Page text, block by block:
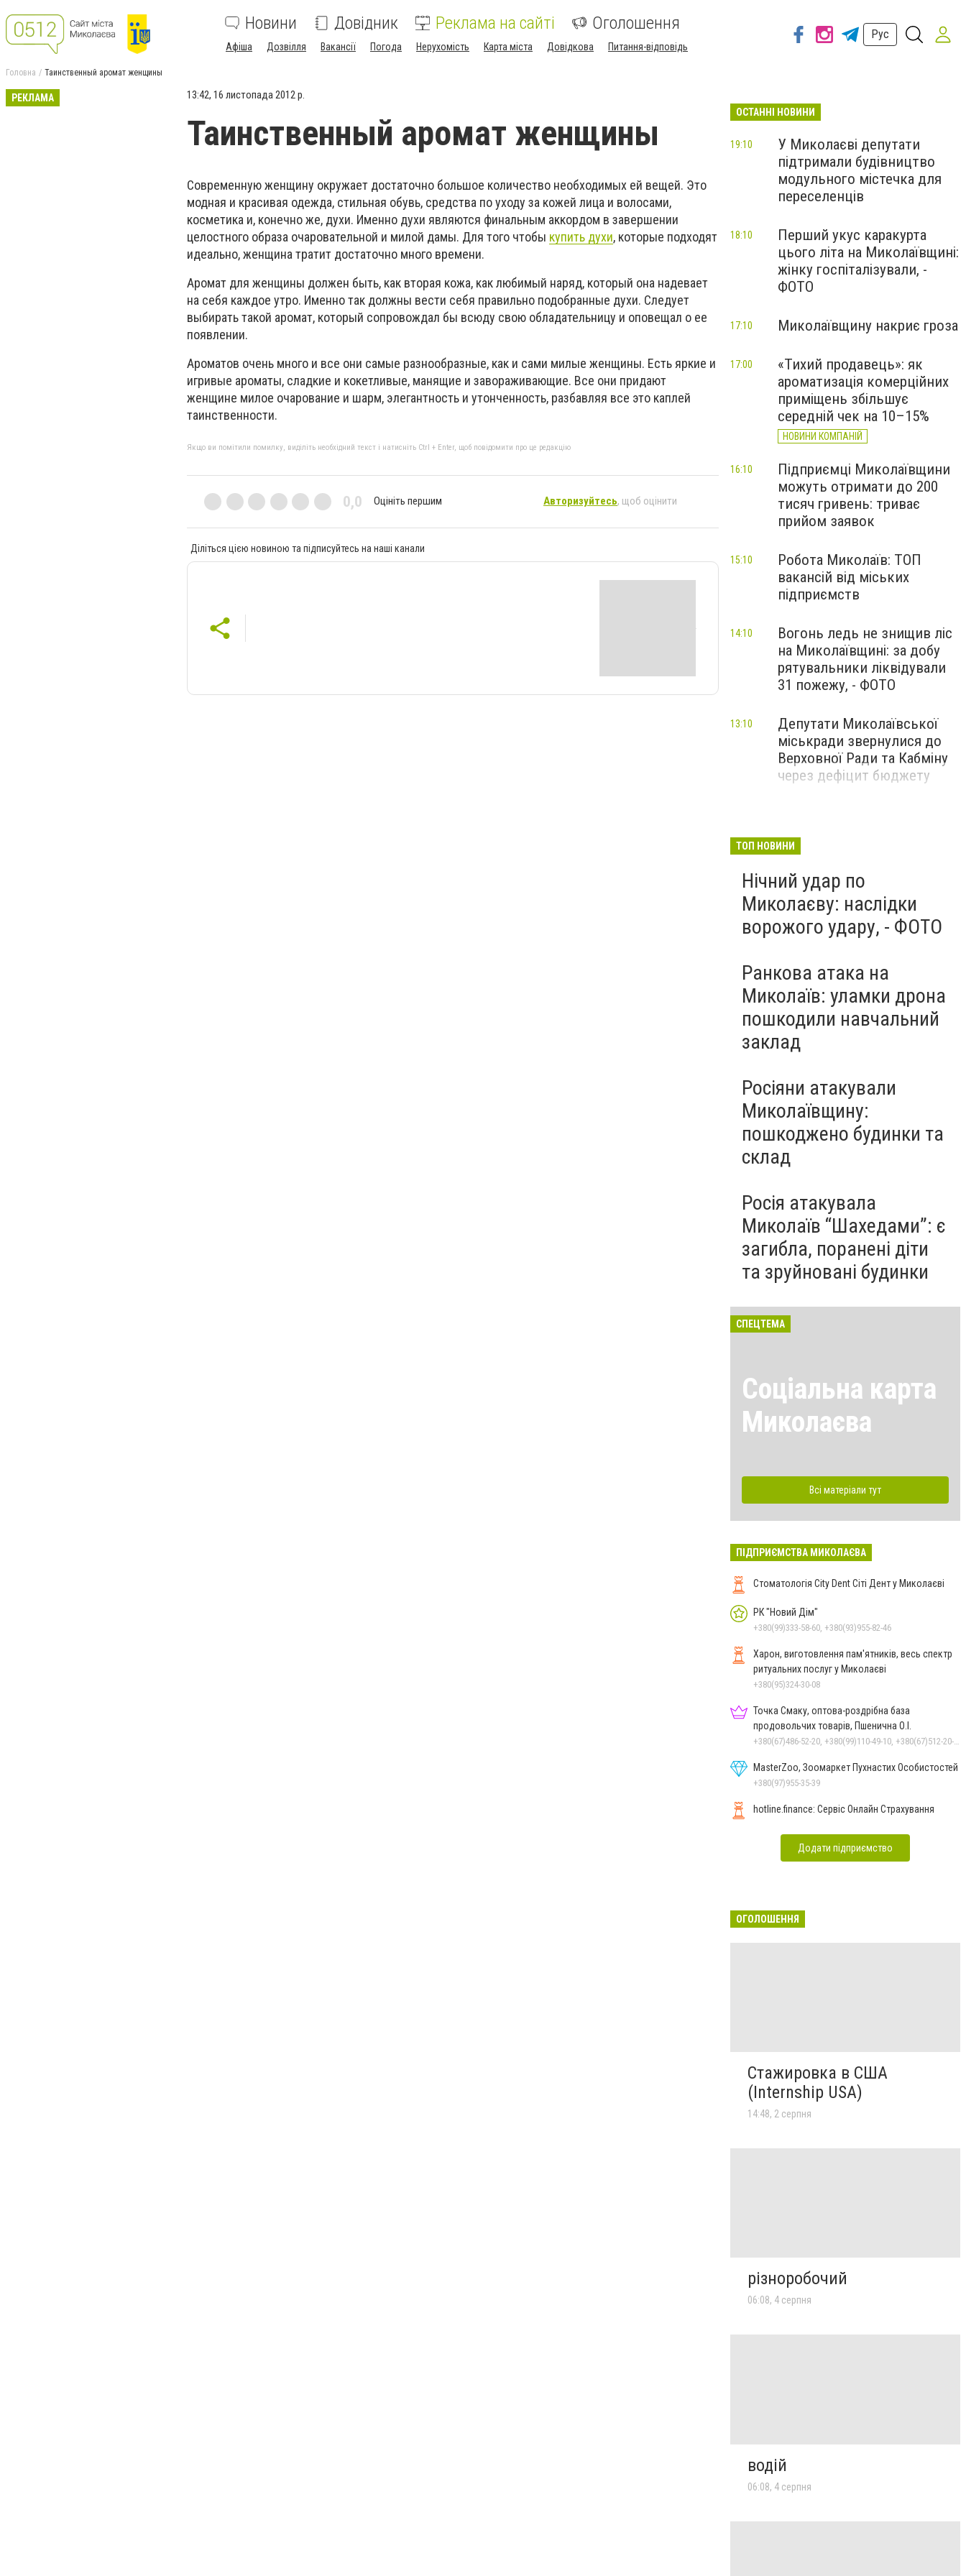
Новини Довідник Реклама на сайті Оголошення
Афіша Дозвілля Вакансії Погода Нерухомість Карта міста Довідкова Питання-відповідь
Рус
Головна Таинственный аромат женщины
РЕКЛАМА 13:42, 16 листопада 2012 р.
Таинственный аромат женщины
Современную женщину окружает достаточно большое количество необходимых ей вещей. Это
модная и красивая одежда, стильная обувь, средства по уходу за кожей лица и волосами,
косметика и, конечно же, духи. Именно духи являются финальным аккордом в завершении
целостного образа очаровательной и милой дамы. Для того чтобы купить духи, которые подходят
идеально, женщина тратит достаточно много времени.
Аромат для женщины должен быть, как вторая кожа, как любимый наряд, который она надевает
на себя каждое утро. Именно так должны вести себя правильно подобранные духи. Следует
выбирать такой аромат, который сопровождал бы всюду свою обладательницу и оповещал о ее
появлении.
Ароматов очень много и все они самые разнообразные, как и сами милые женщины. Есть яркие и
игривые ароматы, сладкие и кокетливые, манящие и завораживающие. Все они придают
женщине милое очарование и шарм, элегантность и утонченность, разбавляя все это каплей
таинственности.
Якщо ви помітили помилку, виділіть необхідний текст і натисніть Ctrl + Enter, щоб повідомити про це редакцію
0,0 Оцініть першим Авторизуйтесь, щоб оцінити
Діліться цією новиною та підписуйтесь на наші канали
ОСТАННІ НОВИНИ
У Миколаєві депутати
підтримали будівництво
модульного містечка для
переселенців
19:10
Перший укус каракурта
цього літа на Миколаївщині:
жінку госпіталізували, -
ФОТО
18:10
Миколаївщину накриє гроза
17:10
«Тихий продавець»: як
ароматизація комерційних
приміщень збільшує
середній чек на 10–15%
НОВИНИ КОМПАНІЙ
17:00
Підприємці Миколаївщини
можуть отримати до 200
тисяч гривень: триває
прийом заявок
16:10
Робота Миколаїв: ТОП
вакансій від міських
підприємств
15:10
Вогонь ледь не знищив ліс
на Миколаївщині: за добу
рятувальники ліквідували
31 пожежу, - ФОТО
14:10
Депутати Миколаївської
міськради звернулися до
Верховної Ради та Кабміну
через дефіцит бюджету
13:10
ТОП НОВИНИ
Нічний удар по
Миколаєву: наслідки
ворожого удару, - ФОТО
Ранкова атака на
Миколаїв: уламки дрона
пошкодили навчальний
заклад
Росіяни атакували
Миколаївщину:
пошкоджено будинки та
склад
Росія атакувала
Миколаїв “Шахедами”: є
загибла, поранені діти
та зруйновані будинки
СПЕЦТЕМА
Соціальна карта
Миколаєва
Всі матеріали тут
ПІДПРИЄМСТВА МИКОЛАЄВА
Стоматологія City Dent Сіті Дент у Миколаєві
РК "Новий Дім"
+380(99)333-58-60, +380(93)955-82-46
Харон, виготовлення пам'ятників, весь спектр
ритуальних послуг у Миколаєві
+380(95)324-30-08
Точка Смаку, оптова-роздрібна база
продовольчих товарів, Пшенична О.І.
MasterZoo, Зоомаркет Пухнастих Особистостей
+380(97)955-35-39
hotline.finance: Сервіс Онлайн Страхування
Додати підприємство
ОГОЛОШЕННЯ
Стажировка в США
(Internship USA)
14:48, 2 серпня
різноробочий
06:08, 4 серпня
водій
06:08, 4 серпня